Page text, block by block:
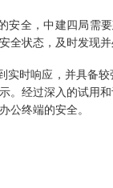
全，中建四局需
状态，及时发现
时响应，并具备
。经过深入的试用
公终端的安全。